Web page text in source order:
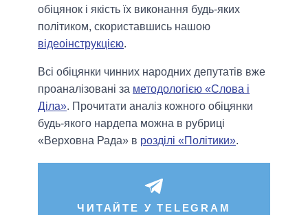
обіцянок і якість їх виконання будь-яких
політиком, скориставшись нашою
відеоінструкцією.
Всі обіцянки чинних народних депутатів вже
проаналізовані за методологією «Слова і
Діла». Прочитати аналіз кожного обіцянки
будь-якого нардепа можна в рубриці
«Верховна Рада» в розділі «Політики».
ЧИТАЙТЕ У TELEGRAM